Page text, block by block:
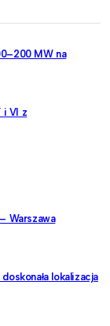
MW na
i VI z
Warszawa
lokalizacja